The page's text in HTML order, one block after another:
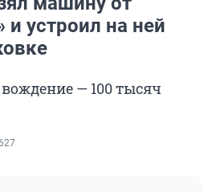
устроил на ней
— 100 тысяч